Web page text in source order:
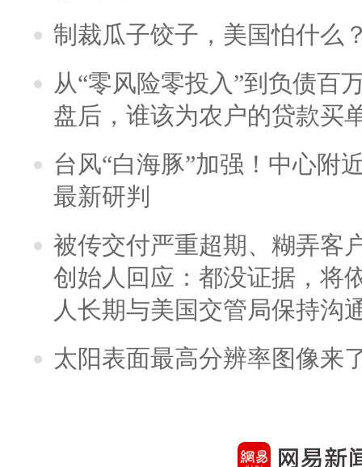
制裁瓜子饺子，美国怕什么
从“零风险零投入”到负债百
盘后，谁该为农户的贷款买
台风“白海豚”加强！中心附
最新研判
被传交付严重超期、糊弄客
创始人回应：都没证据，将
人长期与美国交管局保持沟
太阳表面最高分辨率图像来